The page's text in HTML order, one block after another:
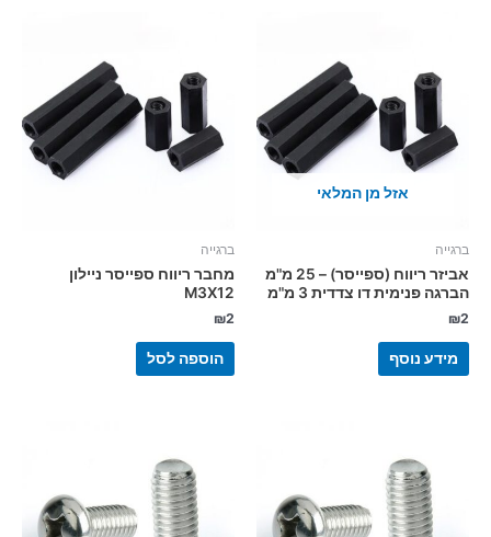
אזל מן המלאי
ברגייה
אביזר ריווח (ספייסר) – 25 מ"מ
הברגה פנימית דו צדדית 3 מ"מ
₪2
מידע נוסף
ברגייה
מחבר ריווח ספייסר ניילון
M3X12
₪2
הוספה לסל